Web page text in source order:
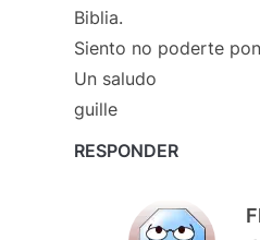
Biblia.
Siento no poderte
Un saludo
guille
RESPONDER